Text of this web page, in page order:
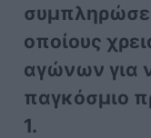
οποίους
αγώνων για
παγκόσμιο
1.